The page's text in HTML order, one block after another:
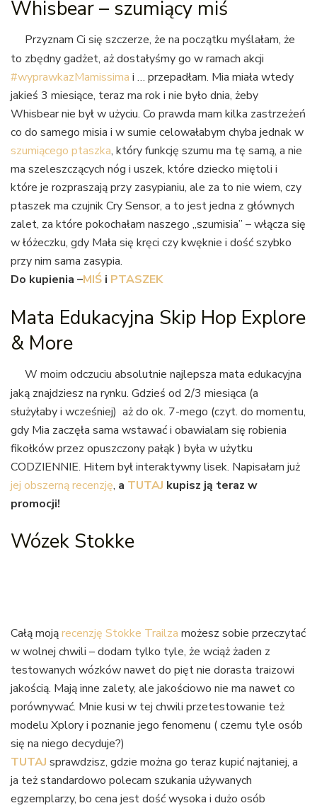
Whisbear – szumiący miś
Przyznam Ci się szczerze, że na początku myślałam, że
to zbędny gadżet, aż dostałyśmy go w ramach akcji
#wyprawkazMamissima i … przepadłam. Mia miała wtedy
jakieś 3 miesiące, teraz ma rok i nie było dnia, żeby
Whisbear nie był w użyciu. Co prawda mam kilka zastrzeżeń
co do samego misia i w sumie celowałabym chyba jednak w
szumiącego ptaszka, który funkcję szumu ma tę samą, a nie
ma szeleszczących nóg i uszek, które dziecko miętoli i
które je rozpraszają przy zasypianiu, ale za to nie wiem, czy
ptaszek ma czujnik Cry Sensor, a to jest jedna z głównych
zalet, za które pokochałam naszego „szumisia” – włącza się
w łóżeczku, gdy Mała się kręci czy kwęknie i dość szybko
przy nim sama zasypia.
Do kupienia –MIŚ i PTASZEK
Mata Edukacyjna Skip Hop Explore
& More
W moim odczuciu absolutnie najlepsza mata edukacyjna
jaką znajdziesz na rynku. Gdzieś od 2/3 miesiąca (a
służyłaby i wcześniej) aż do ok. 7-mego (czyt. do momentu,
gdy Mia zaczęła sama wstawać i obawialam się robienia
fikołków przez opuszczony pałąk ) była w użytku
CODZIENNIE. Hitem był interaktywny lisek. Napisałam już
jej obszerną recenzję, a TUTAJ kupisz ją teraz w
promocji!
Wózek Stokke
Całą mojąrecenzję Stokke Trailza możesz sobie przeczytać
w wolnej chwili – dodam tylko tyle, że wciąż żaden z
testowanych wózków nawet do pięt nie dorasta traizowi
jakością. Mają inne zalety, ale jakościowo nie ma nawet co
porównywać. Mnie kusi w tej chwili przetestowanie też
modelu Xplory i poznanie jego fenomenu ( czemu tyle osób
się na niego decyduje?)
TUTAJ sprawdzisz, gdzie można go teraz kupić najtaniej, a
ja też standardowo polecam szukania używanych
egzemplarzy, bo cena jest dość wysoka i dużo osób